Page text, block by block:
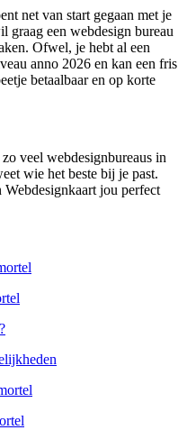
net van start gegaan met je
graag een webdesign bureau
Ofwel, je hebt al een
anno 2026 en kan een fris
betaalbaar en op korte
veel webdesignbureaus in
wie het beste bij je past.
jou perfect